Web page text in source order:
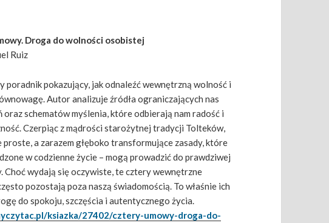
Droga do wolności osobistej
Ruiz
poradnik pokazujący, jak odnaleźć wewnętrzną wolność i
Autor analizuje źródła ograniczających nas
oraz schematów myślenia, które odbierają nam radość i
Czerpiąc z mądrości starożytnej tradycji Tolteków,
proste, a zarazem głęboko transformujące zasady, które
w codzienne życie – mogą prowadzić do prawdziwej
Choć wydają się oczywiste, te cztery wewnętrzne
pozostają poza naszą świadomością. To właśnie ich
do spokoju, szczęścia i autentycznego życia.
ksiazka/27402/cztery-umowy-droga-do-